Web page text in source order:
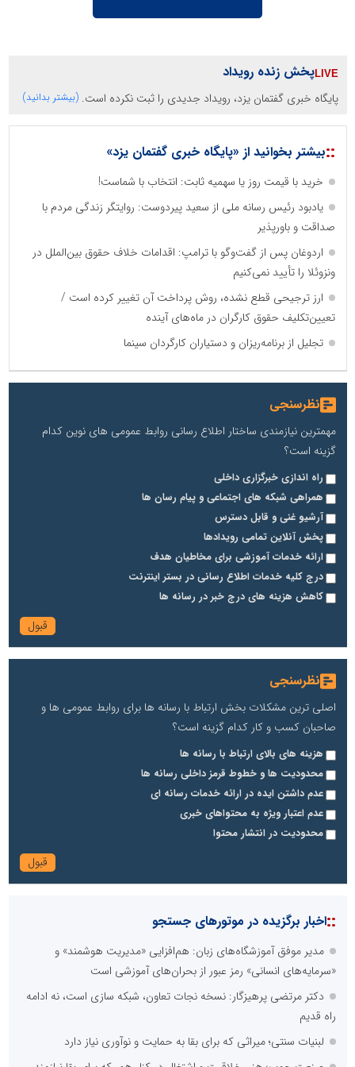
پخش زنده رویداد
پایگاه خبری گفتمان یزد، رویداد جدیدی را ثبت نکرده است. (بیشتر بدانید)
::بیشتر بخوانید از «پایگاه خبری گفتمان یزد»
خرید با قیمت روز یا سهمیه ثابت: انتخاب با شماست!
یادبود رئیس رسانه ملی از سعید پیردوست: روایتگر زندگی مردم با
صداقت و باورپذیر
اردوغان پس از گفت‌وگو با ترامپ: اقدامات خلاف حقوق بین‌الملل در
ونزوئلا را تأیید نمی‌کنیم
ارز ترجیحی قطع نشده، روش پرداخت آن تغییر کرده است /
تعیین‌تکلیف حقوق کارگران در ماه‌های آینده
تجلیل از برنامه‌ریزان و دستیاران کارگردان سینما
نظرسنجی
مهمترین نیازمندی ساختار اطلاع رسانی روابط عمومی های نوین کدام
گزینه است؟
راه اندازی خبرگزاری داخلی
همراهی شبکه های اجتماعی و پیام رسان ها
آرشیو غنی و قابل دسترس
پخش آنلاین تمامی رویدادها
ارائه خدمات آموزشی برای مخاطیان هدف
درج کلیه خدمات اطلاع رسانی در بستر اینترنت
کاهش هزینه های درج خبر در رسانه ها
نظرسنجی
اصلی ترین مشکلات بخش ارتباط با رسانه ها برای روابط عمومی ها و
صاحبان کسب و کار کدام گزینه است؟
هزینه های بالای ارتباط با رسانه ها
محدودیت ها و خطوط قرمز داخلی رسانه ها
عدم داشتن ایده در ارائه خدمات رسانه ای
عدم اعتبار ویژه به محتواهای خبری
محدودیت در انتشار محتوا
::اخبار برگزیده در موتورهای جستجو
مدیر موفق آموزشگاه‌های زبان: هم‌افزایی «مدیریت هوشمند» و
«سرمایه‌های انسانی» رمز عبور از بحران‌های آموزشی است
دکتر مرتضی پرهیزگار: نسخه نجات تعاون، شبکه سازی است، نه ادامه
راه قدیم
لبنیات سنتی؛ میراثی که برای بقا به حمایت و نوآوری نیاز دارد